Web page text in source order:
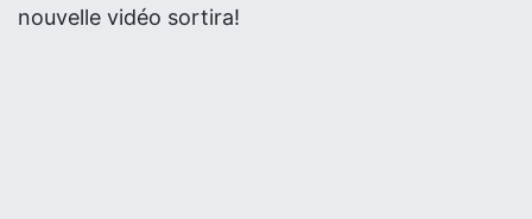
nouvelle vidéo sortira!